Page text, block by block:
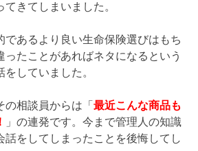
きてしまいました。
であるより良い生命保険選びはもち
ったことがあればネタになるという
していました。
相談員からは「 最近こんな商品も
」の連発です。今まで管理人の知識
話をしてしまったことを後悔してし